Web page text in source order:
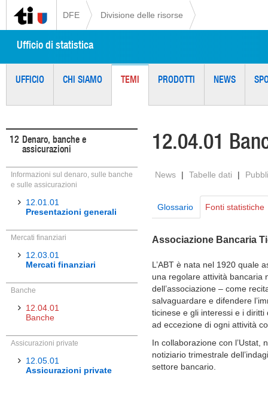
DFE Divisione delle risorse
Ufficio di statistica
UFFICIO CHI SIAMO TEMI PRODOTTI NEWS
12 Denaro, banche e
assicurazioni
Informazioni sul denaro, sulle banche
e sulle assicurazioni
12.01.01
Presentazioni generali
Mercati finanziari
12.03.01
Mercati finanziari
Banche
12.04.01
Banche
Assicurazioni private
12.05.01
Assicurazioni private
12.04.01
News | Tabelle dati |
Glossario Fonti statistiche
Associazione Bancaria
L’ABT è nata nel 1920 quale
una regolare attività bancaria
dell’associazione – come
salvaguardare e difendere
ticinese e gli interessi e i
ad eccezione di ogni attività
In collaborazione con l’Ustat,
notiziario trimestrale
settore bancario.